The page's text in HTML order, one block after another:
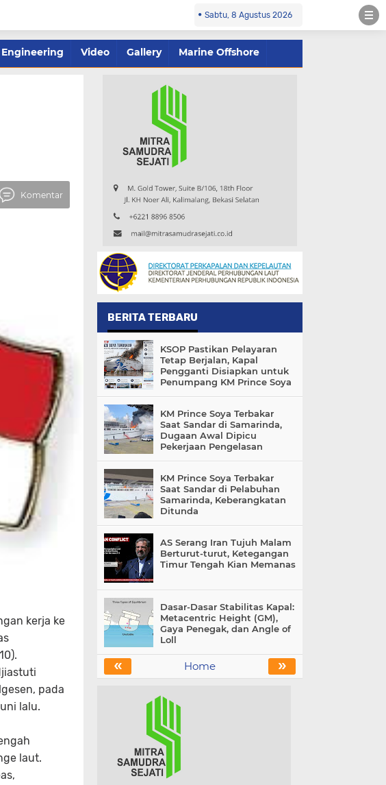
Sabtu, 8 Agustus 2026
Video Gallery Marine Offshore
Komentar
kerja ke
pada
lalu.
laut.
BERITA TERBARU
KSOP Pastikan Pelayaran
Tetap Berjalan, Kapal
Pengganti Disiapkan untuk
Penumpang KM Prince Soya
KM Prince Soya Terbakar
Saat Sandar di Samarinda,
Dugaan Awal Dipicu
Pekerjaan Pengelasan
KM Prince Soya Terbakar
Saat Sandar di Pelabuhan
Samarinda, Keberangkatan
Ditunda
AS Serang Iran Tujuh Malam
Berturut-turut, Ketegangan
Timur Tengah Kian Memanas
Dasar-Dasar Stabilitas Kapal:
Metacentric Height (GM),
Gaya Penegak, dan Angle of
Loll
« »
Home